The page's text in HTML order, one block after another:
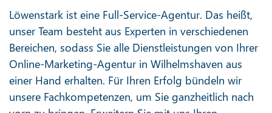
Löwenstark ist eine Full-Service-Agentur. Das heißt,
unser Team besteht aus Experten in verschiedenen
Bereichen, sodass Sie alle Dienstleistungen von Ihrer
Online-Marketing-Agentur in Wilhelmshaven aus
einer Hand erhalten. Für Ihren Erfolg bündeln wir
unsere Fachkompetenzen, um Sie ganzheitlich nach